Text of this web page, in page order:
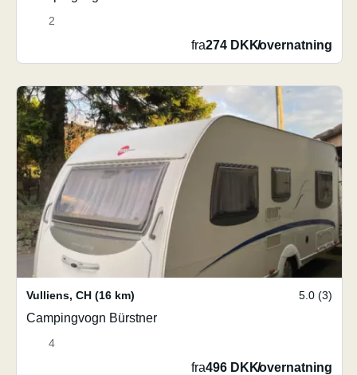
2
fra274 DKK/overnatning
Vulliens, CH (16 km) 5.0 (3)
Campingvogn Bürstner
4
fra496 DKK/overnatning